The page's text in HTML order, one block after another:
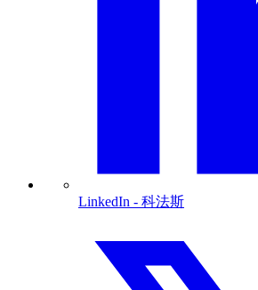
LinkedIn - 科法斯